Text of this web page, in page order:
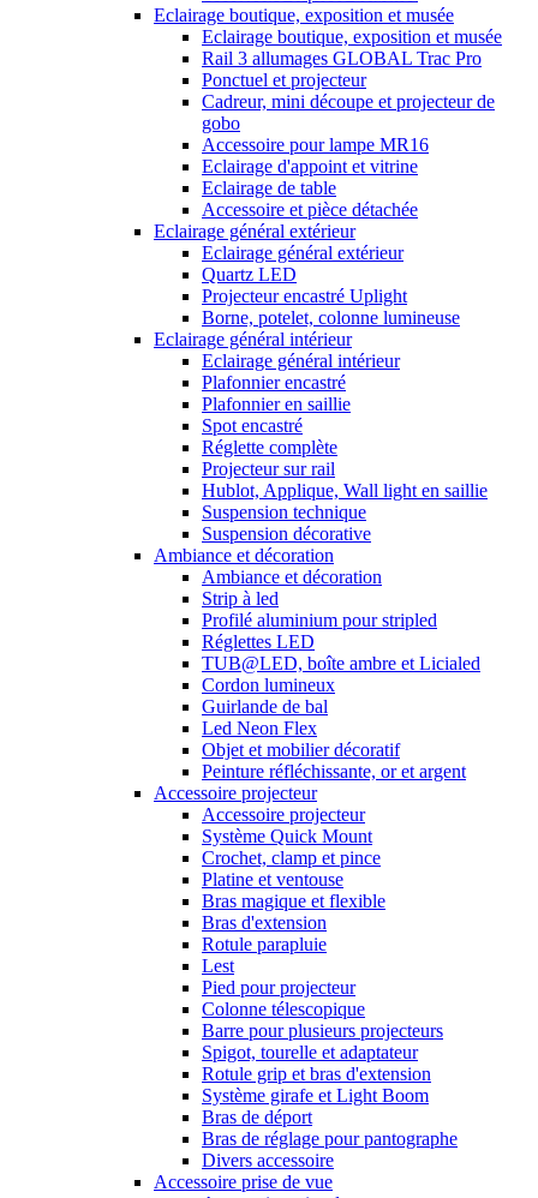
Eclairage boutique, exposition et musée
Eclairage boutique, exposition et musée
Rail 3 allumages GLOBAL Trac Pro
Ponctuel et projecteur
Cadreur, mini découpe et projecteur de
gobo
Accessoire pour lampe MR16
Eclairage d'appoint et vitrine
Eclairage de table
Accessoire et pièce détachée
Eclairage général extérieur
Eclairage général extérieur
Quartz LED
Projecteur encastré Uplight
Borne, potelet, colonne lumineuse
Eclairage général intérieur
Eclairage général intérieur
Plafonnier encastré
Plafonnier en saillie
Spot encastré
Réglette complète
Projecteur sur rail
Hublot, Applique, Wall light en saillie
Suspension technique
Suspension décorative
Ambiance et décoration
Ambiance et décoration
Strip à led
Profilé aluminium pour stripled
Réglettes LED
TUB@LED, boîte ambre et Licialed
Cordon lumineux
Guirlande de bal
Led Neon Flex
Objet et mobilier décoratif
Peinture réfléchissante, or et argent
Accessoire projecteur
Accessoire projecteur
Système Quick Mount
Crochet, clamp et pince
Platine et ventouse
Bras magique et flexible
Bras d'extension
Rotule parapluie
Lest
Pied pour projecteur
Colonne télescopique
Barre pour plusieurs projecteurs
Spigot, tourelle et adaptateur
Rotule grip et bras d'extension
Système girafe et Light Boom
Bras de déport
Bras de réglage pour pantographe
Divers accessoire
Accessoire prise de vue